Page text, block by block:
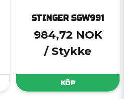
STINGER SGW991
984,72 NOK
/ Stykke
KÖP